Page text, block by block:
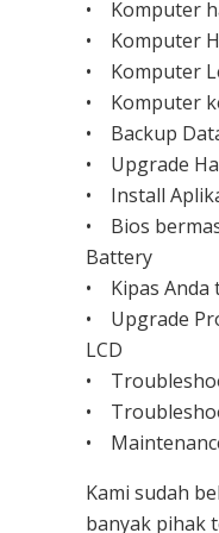
• Komputer
• Komputer
• Komputer
• Komputer
• Backup
• Upgrade
• Install
• Bios
Battery
• Kipas Anda
• Upgrade
LCD
•
•
•
Kami sudah
banyak pihak